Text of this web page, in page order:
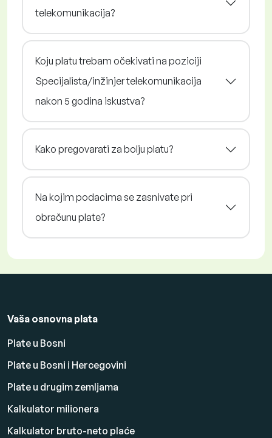
telekomunikacija?
Koju platu trebam očekivati na poziciji
Specijalista/inžinjer telekomunikacija
nakon 5 godina iskustva?
Kako pregovarati za bolju platu?
Na kojim podacima se zasnivate pri
obračunu plate?
Vaša osnovna plata
Plate u Bosni
Plate u Bosni i Hercegovini
Plate u drugim zemljama
Kalkulator milionera
Kalkulator bruto-neto plaće